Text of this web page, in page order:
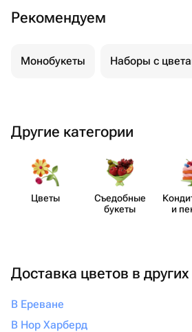
Рекомендуем
Монобукеты Наборы с
Другие категории
Цветы
Съедобные
букеты
и
Доставка цветов в других
В Ереване
В Нор Харберд